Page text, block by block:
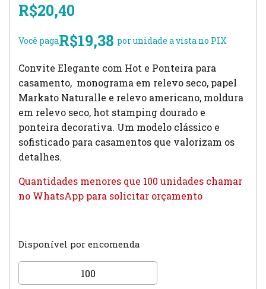
R$20,40
Você pagaR$19,38 por unidade a vista no PIX
Convite Elegante com Hot e Ponteira para
casamento, monograma em relevo seco, papel
Markato Naturalle e relevo americano, moldura
em relevo seco, hot stamping dourado e
ponteira decorativa. Um modelo clássico e
sofisticado para casamentos que valorizam os
detalhes.
Quantidades menores que 100 unidades chamar
no WhatsApp para solicitar orçamento
Disponível por encomenda
Convite Elegante com Hot e
Ponteira quantidade